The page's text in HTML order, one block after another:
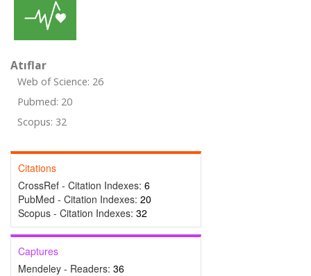
Atıflar
Web of Science: 26
Pubmed: 20
Scopus: 32
Citations
CrossRef - Citation Indexes: 6
PubMed - Citation Indexes: 20
Scopus - Citation Indexes: 32
Captures
Mendeley - Readers: 36